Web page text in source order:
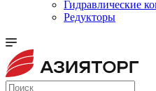
Гидравлические
Редукторы